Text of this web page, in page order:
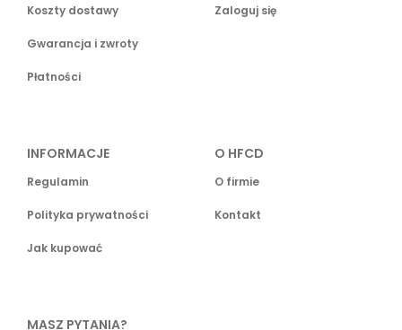
Koszty dostawy
Gwarancja i zwroty
Płatności
Zaloguj się
INFORMACJE
Regulamin
Polityka prywatności
Jak kupować
O HFCD
O firmie
Kontakt
MASZ PYTANIA?